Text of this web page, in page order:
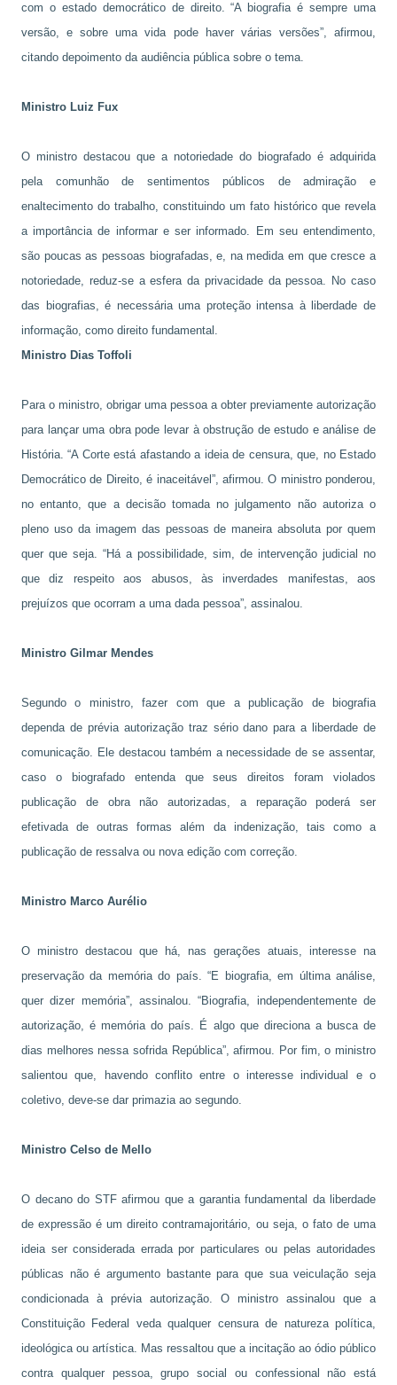
com o estado democrático de direito. “A biografia é sempre uma
versão, e sobre uma vida pode haver várias versões”, afirmou,
citando depoimento da audiência pública sobre o tema.
Ministro Luiz Fux
O ministro destacou que a notoriedade do biografado é adquirida
pela comunhão de sentimentos públicos de admiração e
enaltecimento do trabalho, constituindo um fato histórico que revela
a importância de informar e ser informado. Em seu entendimento,
são poucas as pessoas biografadas, e, na medida em que cresce a
notoriedade, reduz-se a esfera da privacidade da pessoa. No caso
das biografias, é necessária uma proteção intensa à liberdade de
informação, como direito fundamental.
Ministro Dias Toffoli
Para o ministro, obrigar uma pessoa a obter previamente autorização
para lançar uma obra pode levar à obstrução de estudo e análise de
História. “A Corte está afastando a ideia de censura, que, no Estado
Democrático de Direito, é inaceitável”, afirmou. O ministro ponderou,
no entanto, que a decisão tomada no julgamento não autoriza o
pleno uso da imagem das pessoas de maneira absoluta por quem
quer que seja. “Há a possibilidade, sim, de intervenção judicial no
que diz respeito aos abusos, às inverdades manifestas, aos
prejuízos que ocorram a uma dada pessoa”, assinalou.
Ministro Gilmar Mendes
Segundo o ministro, fazer com que a publicação de biografia
dependa de prévia autorização traz sério dano para a liberdade de
comunicação. Ele destacou também a necessidade de se assentar,
caso o biografado entenda que seus direitos foram violados
publicação de obra não autorizadas, a reparação poderá ser
efetivada de outras formas além da indenização, tais como a
publicação de ressalva ou nova edição com correção.
Ministro Marco Aurélio
O ministro destacou que há, nas gerações atuais, interesse na
preservação da memória do país. “E biografia, em última análise,
quer dizer memória”, assinalou. “Biografia, independentemente de
autorização, é memória do país. É algo que direciona a busca de
dias melhores nessa sofrida República”, afirmou. Por fim, o ministro
salientou que, havendo conflito entre o interesse individual e o
coletivo, deve-se dar primazia ao segundo.
Ministro Celso de Mello
O decano do STF afirmou que a garantia fundamental da liberdade
de expressão é um direito contramajoritário, ou seja, o fato de uma
ideia ser considerada errada por particulares ou pelas autoridades
públicas não é argumento bastante para que sua veiculação seja
condicionada à prévia autorização. O ministro assinalou que a
Constituição Federal veda qualquer censura de natureza política,
ideológica ou artística. Mas ressaltou que a incitação ao ódio público
contra qualquer pessoa, grupo social ou confessional não está